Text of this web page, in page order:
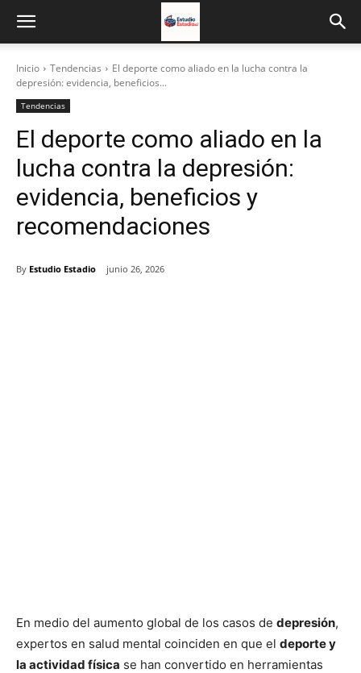
Inicio Tendencias
El deporte como aliado en la lucha contra la
depresión: evidencia, beneficios...
Tendencias
El deporte como aliado en la
lucha contra la depresión:
evidencia, beneficios y
recomendaciones
By Estudio Estadio junio 26, 2026
En medio del aumento global de los casos de depresión,
expertos en salud mental coinciden en que el deporte y
la actividad física se han convertido en herramientas